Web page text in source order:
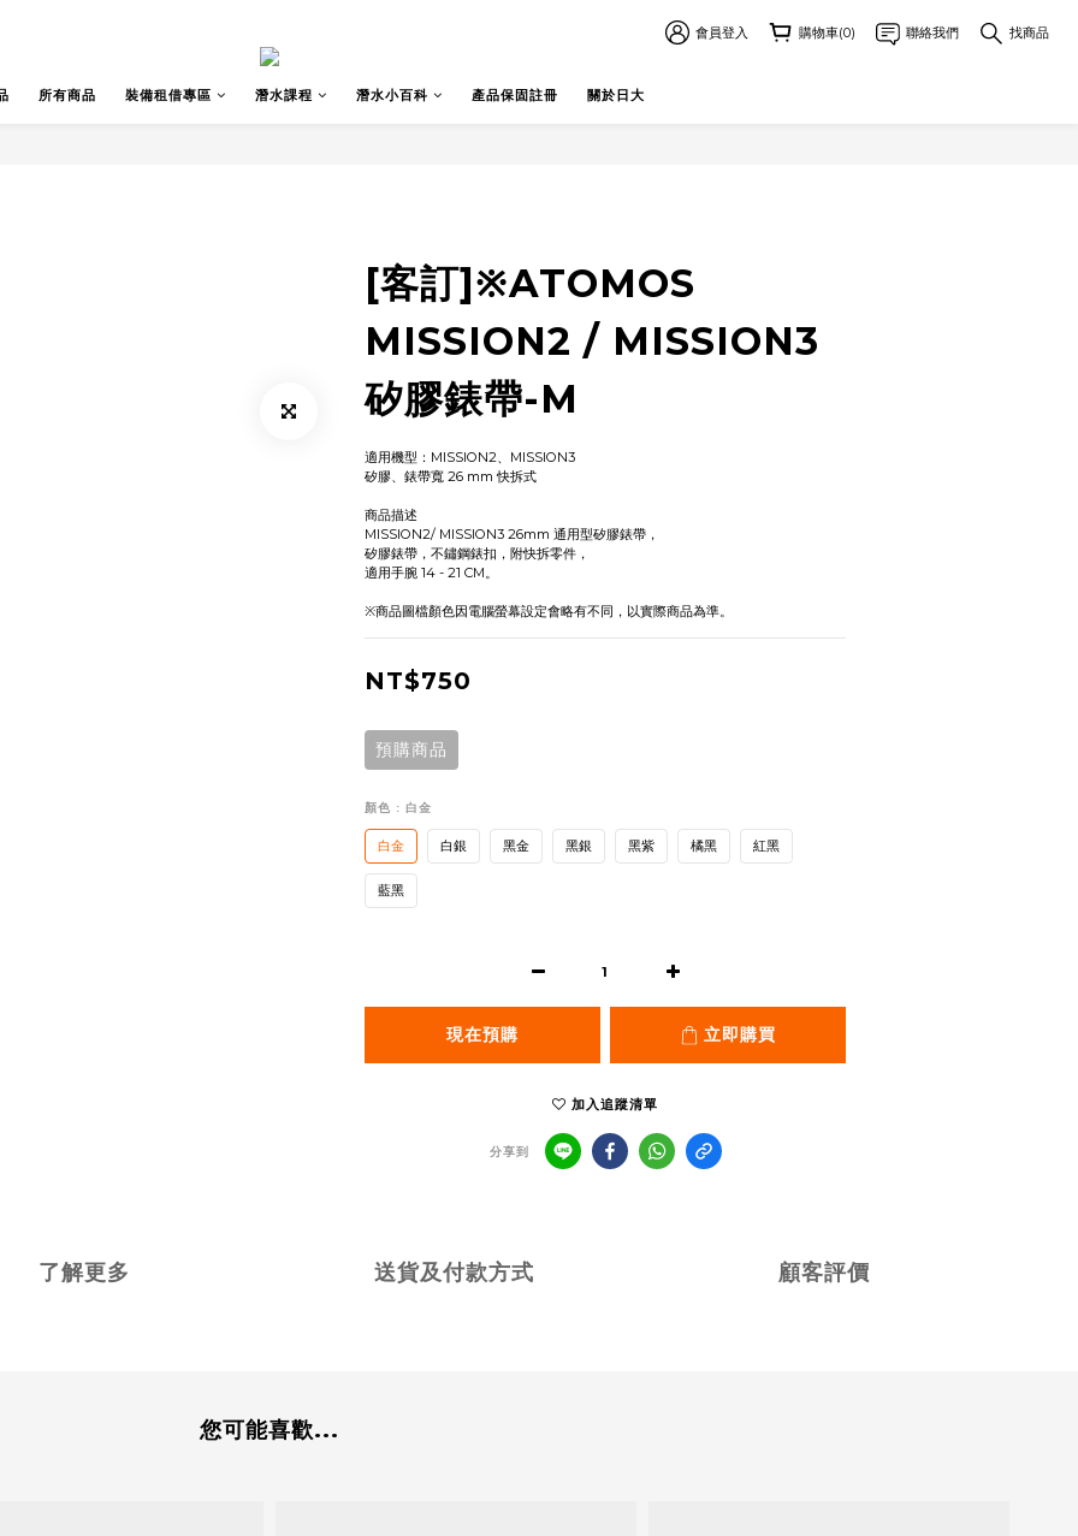
會員登入 購物車(0) 聯絡我們 找商品
所有商品 裝備租借專區 潛水課程 潛水小百科 產品保固註冊 關於日大
[客訂]※ATOMOS
MISSION2 / MISSION3
矽膠錶帶-M
適用機型：MISSION2、MISSION3
矽膠、錶帶寬 26 mm 快拆式
商品描述
MISSION2/ MISSION3 26mm 通用型矽膠錶帶，
矽膠錶帶，不鏽鋼錶扣，附快拆零件，
適用手腕 14 - 21 CM。
※商品圖檔顏色因電腦螢幕設定會略有不同，以實際商品為準。
NT$750
預購商品
顏色 : 白金
白金 白銀 黑金 黑銀 黑紫 橘黑 紅黑
藍黑
現在預購 立即購買
加入追蹤清單
分享到
了解更多 送貨及付款方式 顧客評價
您可能喜歡...